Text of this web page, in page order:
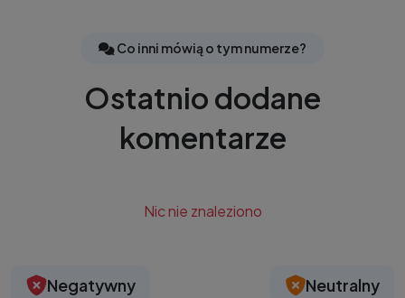
Co inni mówią o tym numerze?
Ostatnio dodane
komentarze
Nic nie znaleziono
Negatywny
Neutralny